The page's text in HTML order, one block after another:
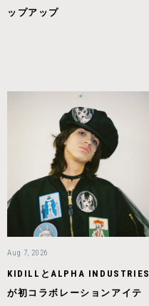
ップアップ
Aug 7, 2026
KIDILLとALPHA INDUSTRIES
が初コラボレーションアイテ